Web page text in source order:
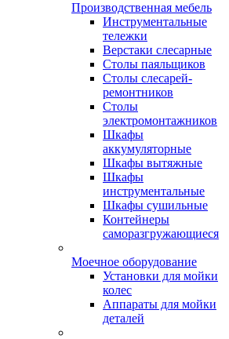
Производственная мебель
Инструментальные
тележки
Верстаки слесарные
Столы паяльщиков
Столы слесарей-
ремонтников
Столы
электромонтажников
Шкафы
аккумуляторные
Шкафы вытяжные
Шкафы
инструментальные
Шкафы сушильные
Контейнеры
саморазгружающиеся
Моечное оборудование
Установки для мойки
колес
Аппараты для мойки
деталей